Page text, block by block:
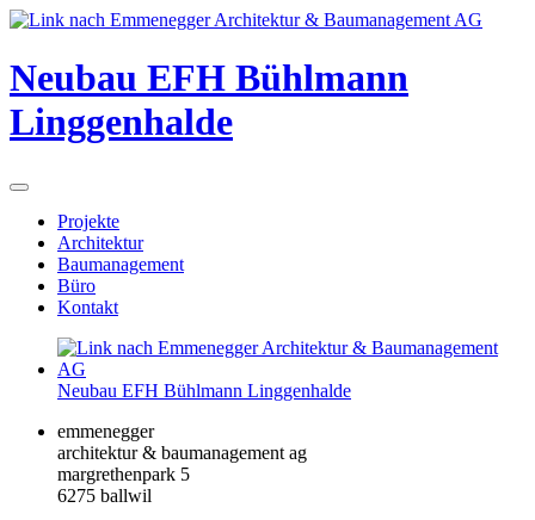
Neubau EFH Bühlmann
Linggenhalde
Projekte
Architektur
Baumanagement
Büro
Kontakt
Neubau EFH Bühlmann Linggenhalde
emmenegger
architektur & baumanagement ag
margrethenpark 5
6275 ballwil